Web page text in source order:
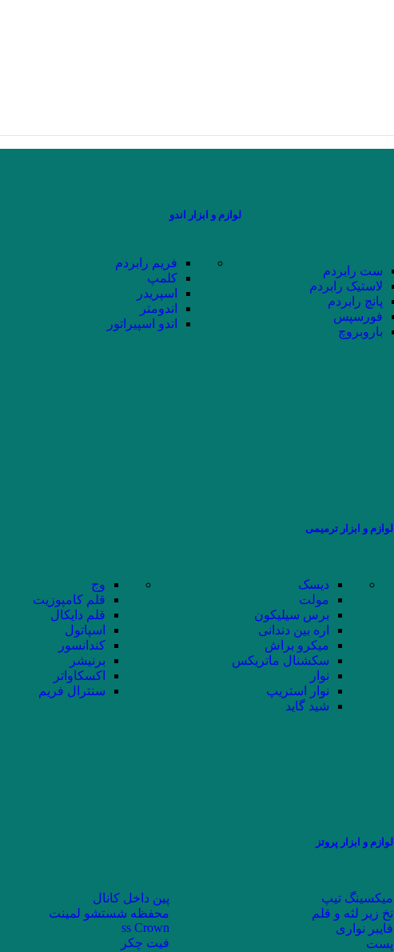
لوازم و ابزار اندو
ست رابردم
لاستیک رابردم
پانچ رابردم
فورسپس
باروبروچ
فریم رابردم
کلمپ
اسپریدر
اندومتر
اندو اسپیراتور
لوازم و ابزار ترمیمی
دیسک
مولت
برس سیلیکون
اره بین دندانی
میکرو براش
سکشنال ماتریکس
نوار
نوار استریپ
شید گاید
وج
قلم کامپوزیت
قلم دایکال
اسپاتول
کندانسور
برنیشر
اکسکاواتر
سنترال فریم
لوازم و ابزار پروتز
میکسینگ تیپ
نخ زیر لثه و قلم
فایبر نواری
پست
پین داخل کانال
محفظه شستشو لمینت
ss Crown
فیت چکر